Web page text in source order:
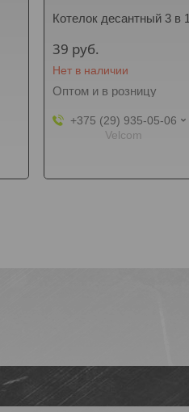
Котелок десантный 3 в 1
39 руб.
Нет в наличии
Оптом и в розницу
+375 (29) 935-05-06
Velcom